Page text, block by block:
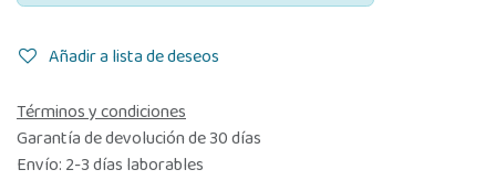
Añadir a lista de deseos
Términos y condiciones
Garantía de devolución de 30 días
Envío: 2-3 días laborables